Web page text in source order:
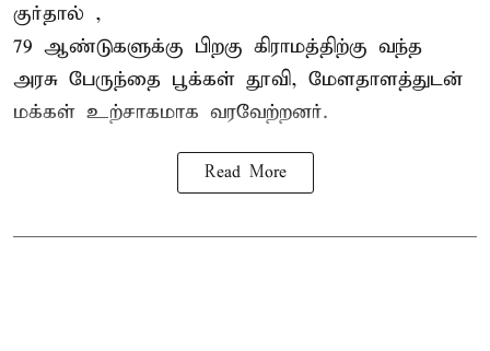
குர்தால் ,
79 ஆண்டுகளுக்கு பிறகு கிராமத்திற்கு வந்த
அரசு பேருந்தை பூக்கள் தூவி, மேளதாளத்துடன்
மக்கள் உற்சாகமாக வரவேற்றனர்.
Read More